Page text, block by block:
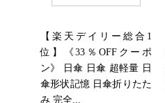
【楽天デイリー総合1
位】《33％OFFクーポ
ン》 日傘 日傘 超軽量 日
傘形状記憶 日傘折りたた
み 完全...